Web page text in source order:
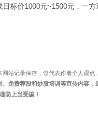
标价1000元~1500元，一
站记录保存，仅代表作者个人观
、免费荐股和炒股培训等宣传内容
防上当受骗！